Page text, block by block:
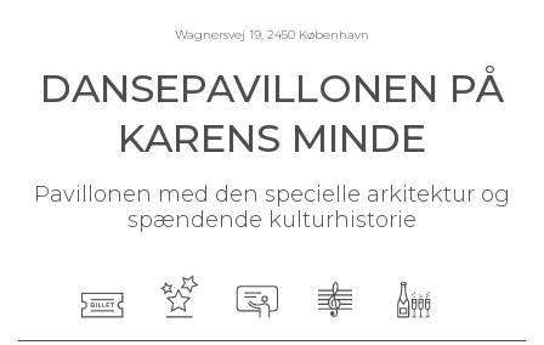
Wagnersvej 19, 2450 København
DANSEPAVILLONEN PÅ
KARENS MINDE
Pavillonen med den specielle arkitektur og
spændende kulturhistorie